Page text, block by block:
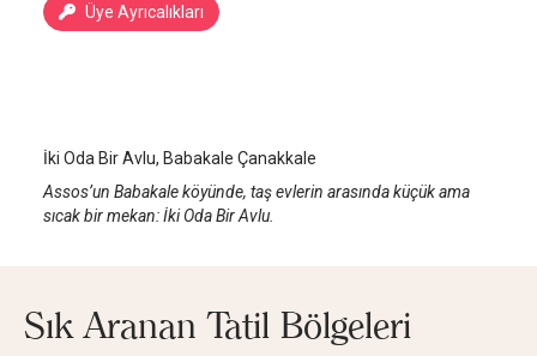
Üye Ayrıcalıkları
İki Oda Bir Avlu, Babakale Çanakkale
Assos’un Babakale köyünde, taş evlerin arasında küçük ama
sıcak bir mekan: İki Oda Bir Avlu.
Sık Aranan Tatil Bölgeleri